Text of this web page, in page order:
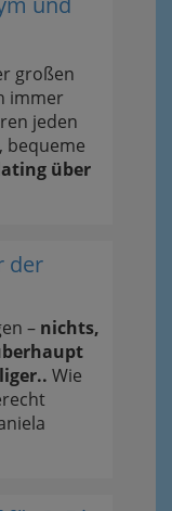
großen
immer
jeden
bequeme
über
der
– nichts,
Wie